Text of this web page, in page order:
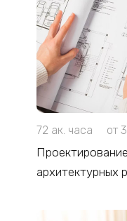
72 ак. часа от
архитектурных